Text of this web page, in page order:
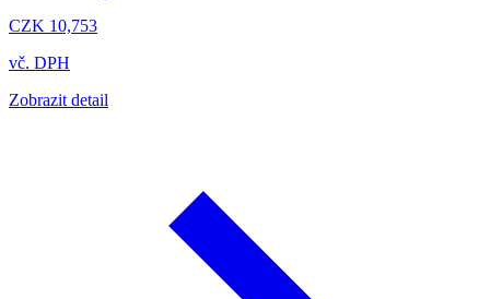
CZK 10,753
vč. DPH
Zobrazit detail